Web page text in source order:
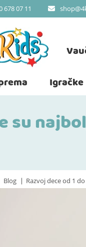
678 07 11
Igračke
su
Blog Razvoj dece od 1